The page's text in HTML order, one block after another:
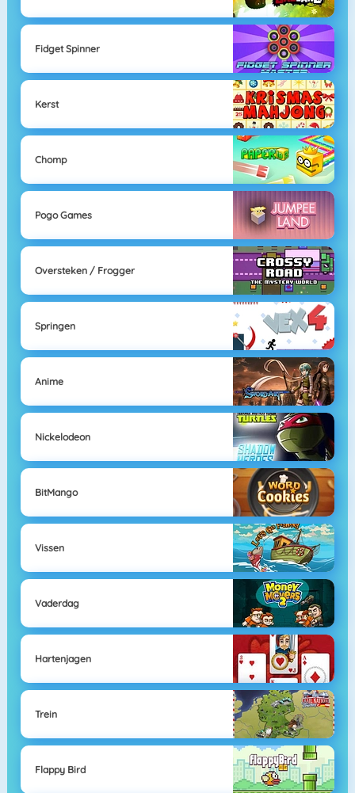
Fidget Spinner
Kerst
Chomp
Pogo Games
Oversteken / Frogger
Springen
Anime
Nickelodeon
BitMango
Vissen
Vaderdag
Hartenjagen
Trein
Flappy Bird